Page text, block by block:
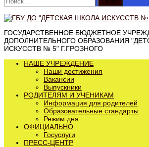
ГОСУДАРСТВЕННОЕ БЮДЖЕТНОЕ
ДОПОЛНИТЕЛЬНОГО ОБРАЗОВАНИЯ
ИСКУССТВ № 5" Г.ГРОЗНОГО
НАШЕ УЧРЕЖДЕНИЕ
Наши достижения
Вакансии
Выпускники
РОДИТЕЛЯМ И УЧЕНИКАМ
Информация для родителей
Образовательные стандарты
Режим дня
ОФИЦИАЛЬНО
Госуслуги
ПРЕСС-ЦЕНТР